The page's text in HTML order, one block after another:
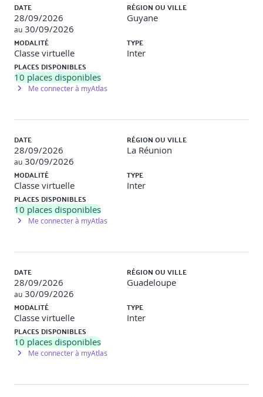
DATE
28/09/2026
au 30/09/2026
RÉGION OU VILLE
Guyane
MODALITÉ
Classe virtuelle
TYPE
Inter
PLACES DISPONIBLES
10 places disponibles
Me connecter à myAtlas
DATE
28/09/2026
au 30/09/2026
RÉGION OU VILLE
La Réunion
MODALITÉ
Classe virtuelle
TYPE
Inter
PLACES DISPONIBLES
10 places disponibles
Me connecter à myAtlas
DATE
28/09/2026
au 30/09/2026
RÉGION OU VILLE
Guadeloupe
MODALITÉ
Classe virtuelle
TYPE
Inter
PLACES DISPONIBLES
10 places disponibles
Me connecter à myAtlas